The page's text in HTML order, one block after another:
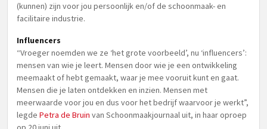
(kunnen) zijn voor jou persoonlijk en/of de schoonmaak- en
facilitaire industrie.
Influencers
“Vroeger noemden we ze ‘het grote voorbeeld’, nu ‘influencers’:
mensen van wie je leert. Mensen door wie je een ontwikkeling
meemaakt of hebt gemaakt, waar je mee vooruit kunt en gaat.
Mensen die je laten ontdekken en inzien. Mensen met
meerwaarde voor jou en dus voor het bedrijf waarvoor je werkt”,
legde Petra de Bruin van Schoonmaakjournaal uit, in haar oproep